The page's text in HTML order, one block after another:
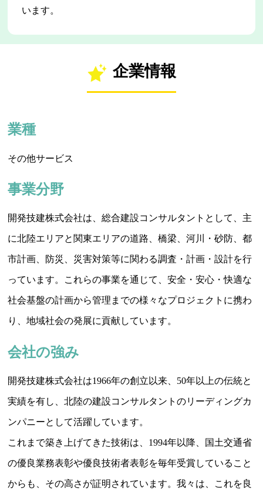
います。
企業情報
業種
その他サービス
事業分野
開発技建株式会社は、総合建設コンサルタントとして、主
に北陸エリアと関東エリアの道路、橋梁、河川・砂防、都
市計画、防災、災害対策等に関わる調査・計画・設計を行
っています。これらの事業を通じて、安全・安心・快適な
社会基盤の計画から管理までの様々なプロジェクトに携わ
り、地域社会の発展に貢献しています。
会社の強み
開発技建株式会社は1966年の創立以来、50年以上の伝統と
実績を有し、北陸の建設コンサルタントのリーディングカ
ンパニーとして活躍しています。
これまで築き上げてきた技術は、1994年以降、国土交通省
の優良業務表彰や優良技術者表彰を毎年受賞していること
からも、その高さが証明されています。我々は、これを良